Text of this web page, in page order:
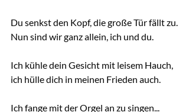
Du senkst den Kopf, die große Tür fällt zu.
Nun sind wir ganz allein, ich und du.
Ich kühle dein Gesicht mit leisem Hauch,
ich hülle dich in meinen Frieden auch.
Ich fange mit der Orgel an zu singen...